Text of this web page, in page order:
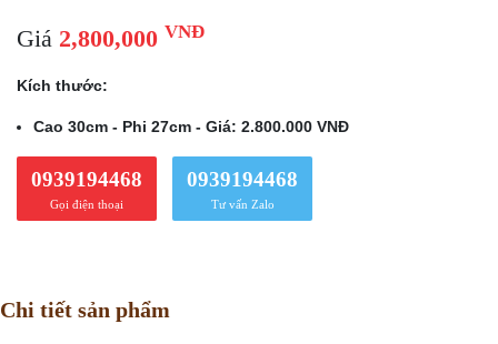
Giá 2,800,000 VNĐ
Kích thước:
Cao 30cm - Phi 27cm - Giá: 2.800.000 VNĐ
0939194468
Gọi điện thoại
0939194468
Tư vấn Zalo
Chi tiết sản phẩm